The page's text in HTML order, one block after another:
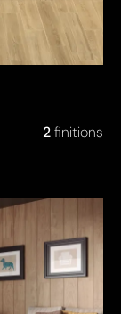
2finitions